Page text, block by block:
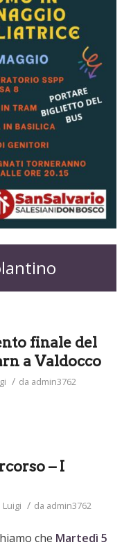
finale del
a Valdocco
/ da admin3762
– I
Luigi / da admin3762
che Martedì 5